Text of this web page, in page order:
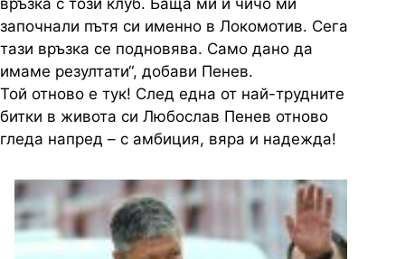
връзка с този клуб. Баща ми и чичо ми
започнали пътя си именно в Локомотив. Сега
тази връзка се подновява. Само дано да
имаме резултати“, добави Пенев.
Той отново е тук! След една от най-трудните
битки в живота си Любослав Пенев отново
гледа напред – с амбиция, вяра и надежда!